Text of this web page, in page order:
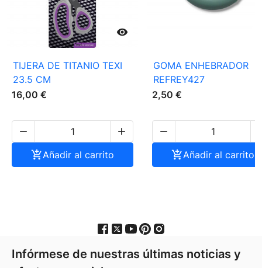

TIJERA DE TITANIO TEXI
23.5 CM
16,00 €


Añadir al carrito
GOMA ENHEBRADOR
REFREY427
2,50 €

Añadir al carrito
Infórmese de nuestras últimas noticias y